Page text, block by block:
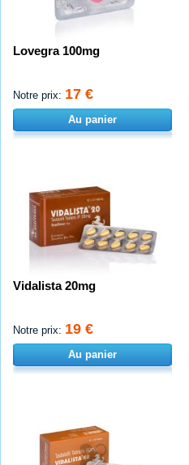
Lovegra 100mg
Notre prix: 17 €
Au panier
Vidalista 20mg
Notre prix: 19 €
Au panier